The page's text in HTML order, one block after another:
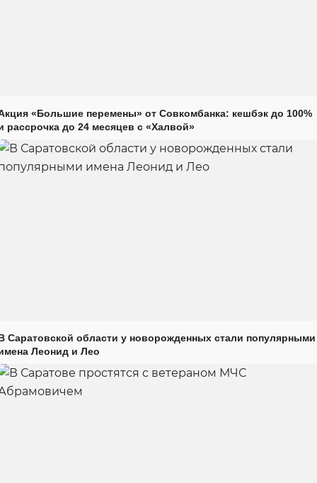
«Большие перемены» от Совкомбанка: кешбэк до 100%
рассрочка до 24 месяцев с «Халвой»
Саратовской области у новорожденных стали популярными
Леонид и Лео